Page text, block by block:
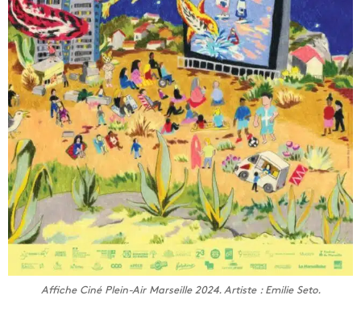
Affiche Ciné Plein-Air Marseille 2024. Artiste : Emilie Seto.